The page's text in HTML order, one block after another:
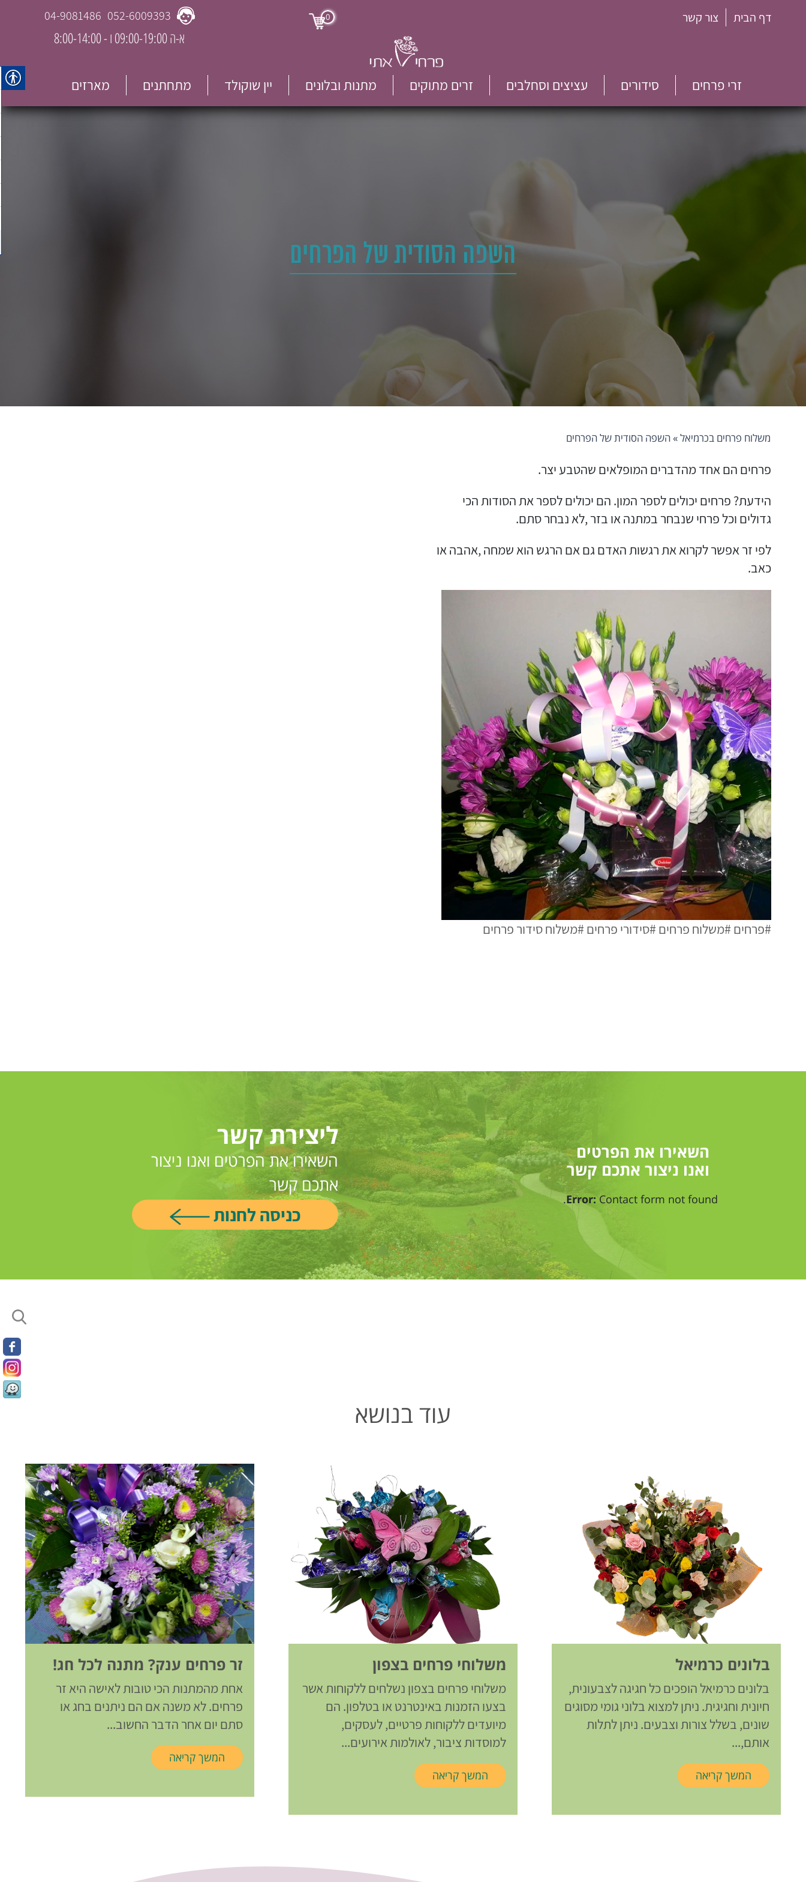
דף הבית צור קשר 0
052-6009393
04-9081486
א-ה 09:00-19:00 ו - 8:00-14:00
זרי פרחים סידורים עציצים וסחלבים זרים מתוקים מתנות ובלונים יין שוקולד מתחתנים מארזים
השפה הסודית של הפרחים
משלוח פרחים בכרמיאל»השפה הסודית של הפרחים
פרחים הם אחד מהדברים המופלאים שהטבע יצר.
הידעת? פרחים יכולים לספר המון. הם יכולים לספר את הסודות הכי
גדולים וכל פרחי שנבחר במתנה או בזר ,לא נבחר סתם.
לפי זר אפשר לקרוא את רגשות האדם גם אם הרגש הוא שמחה ,אהבה או
כאב.
#פרחים#משלוח פרחים#סידורי פרחים#משלוח סידור פרחים
השאירו את הפרטים
ואנו ניצור אתכם קשר
Error: Contact form not found.
ליצירת קשר
השאירו את הפרטים ואנו ניצור
אתכם קשר
כניסה לחנות
עוד בנושא
בלונים כרמיאל
בלונים כרמיאל הופכים כל חגיגה לצבעונית,
חיונית וחגיגית. ניתן למצוא בלוני גומי מסוגים
שונים, בשלל צורות וצבעים. ניתן לתלות
אותם,...
המשך קריאה
משלוחי פרחים בצפון
משלוחי פרחים בצפון נשלחים ללקוחות אשר
בצעו הזמנות באינטרנט או בטלפון. הם
מיועדים ללקוחות פרטיים, לעסקים,
למוסדות ציבור, לאולמות אירועים...
המשך קריאה
זר פרחים ענק? מתנה לכל חג!
אחת מהמתנות הכי טובות לאישה היא זר
פרחים. לא משנה אם הם ניתנים בחג או
סתם יום אחר הדבר החשוב...
המשך קריאה